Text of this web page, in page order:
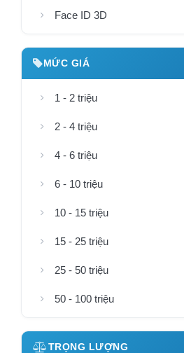
Face ID 3D
MỨC GIÁ
1 - 2 triệu
2 - 4 triệu
4 - 6 triệu
6 - 10 triệu
10 - 15 triệu
15 - 25 triệu
25 - 50 triệu
50 - 100 triệu
TRỌNG LƯỢNG